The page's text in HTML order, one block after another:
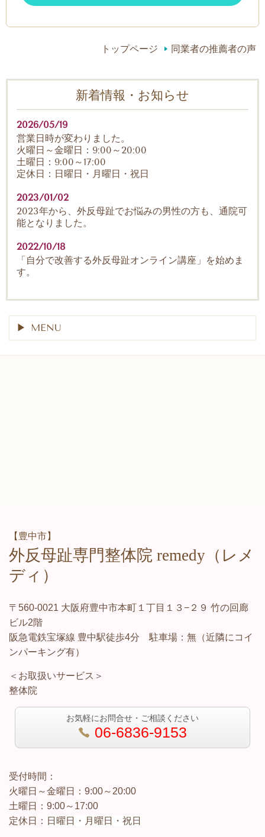
トップページ 同業者の推薦者の声
新着情報・お知らせ
2026/05/19
営業日時が変わりました。
火曜日～金曜日：9:00～20:00
土曜日：9:00～17:00
定休日：日曜日・月曜日・祝日
2023/01/02
2023年から、外反母趾でお悩みの男性の方も、通院可
能となりました。
2022/10/18
「自分で改善する外反母趾オンライン講座」を始めま
す。
MENU
【豊中市】
外反母趾専門整体院 remedy （レメ
ディ）
〒560-0021 大阪府豊中市本町１丁目１３−２９ 竹の回廊
ビル2階
阪急電鉄宝塚線 豊中駅徒歩4分 駐車場：無（近隣にコイ
ンパーキング有）
＜お取扱いサービス＞
整体院
お気軽にお問合せ・ご相談ください
06-6836-9153
受付時間：
火曜日～金曜日：9:00～20:00
土曜日：9:00～17:00
定休日： 日曜日・月曜日・祝日